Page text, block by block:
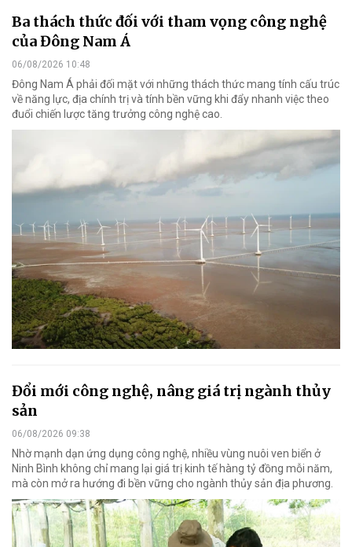
Ba thách thức đối với tham vọng công nghệ
của Đông Nam Á
06/08/2026 10:48
Đông Nam Á phải đối mặt với những thách thức mang tính cấu trúc
về năng lực, địa chính trị và tính bền vững khi đẩy nhanh việc theo
đuổi chiến lược tăng trưởng công nghệ cao.
Đổi mới công nghệ, nâng giá trị ngành thủy
sản
06/08/2026 09:38
Nhờ mạnh dạn ứng dụng công nghệ, nhiều vùng nuôi ven biển ở
Ninh Bình không chỉ mang lại giá trị kinh tế hàng tỷ đồng mỗi năm,
mà còn mở ra hướng đi bền vững cho ngành thủy sản địa phương.